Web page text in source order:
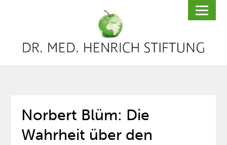
Norbert Blüm: Die
Wahrheit über den